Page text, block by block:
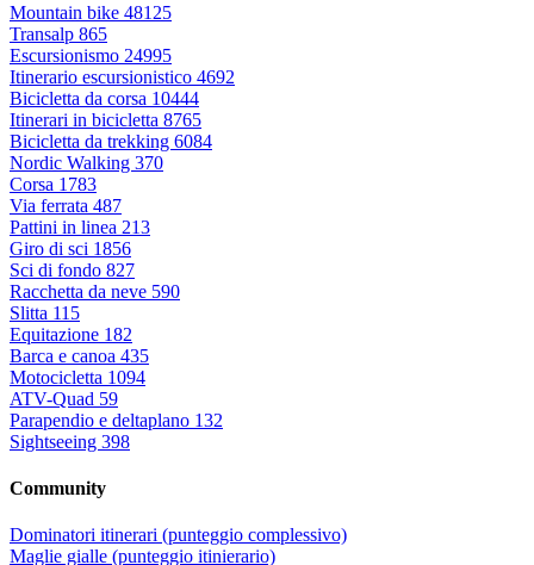
Mountain bike 48125
Transalp 865
Escursionismo 24995
Itinerario escursionistico 4692
Bicicletta da corsa 10444
Itinerari in bicicletta 8765
Bicicletta da trekking 6084
Nordic Walking 370
Corsa 1783
Via ferrata 487
Pattini in linea 213
Giro di sci 1856
Sci di fondo 827
Racchetta da neve 590
Slitta 115
Equitazione 182
Barca e canoa 435
Motocicletta 1094
ATV-Quad 59
Parapendio e deltaplano 132
Sightseeing 398
Community
Dominatori itinerari (punteggio complessivo)
Maglie gialle (punteggio itinierario)